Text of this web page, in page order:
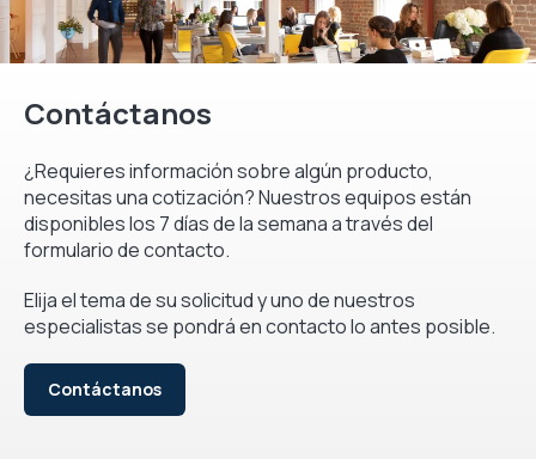
Contáctanos
¿Requieres información sobre algún producto,
necesitas una cotización? Nuestros equipos están
disponibles los 7 días de la semana a través del
formulario de contacto.
Elija el tema de su solicitud y uno de nuestros
especialistas se pondrá en contacto lo antes posible.
Contáctanos